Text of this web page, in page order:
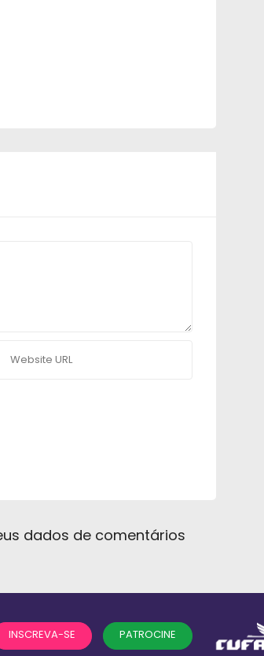
dados de comentários
INSCREVA-SE PATROCINE